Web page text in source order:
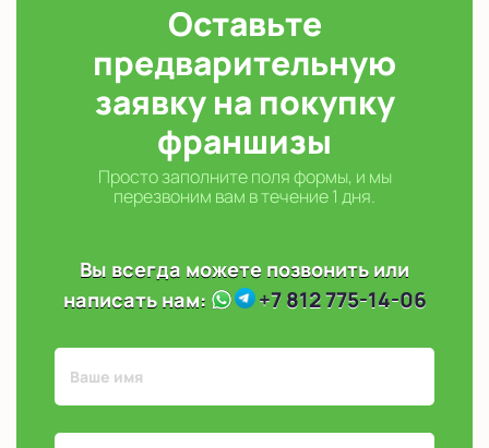
Оставьте
предварительную
заявку на покупку
франшизы
Просто заполните поля формы, и мы
перезвоним вам в течение 1 дня.
Вы всегда можете позвонить или
написать нам:
+7 812 775-14-06